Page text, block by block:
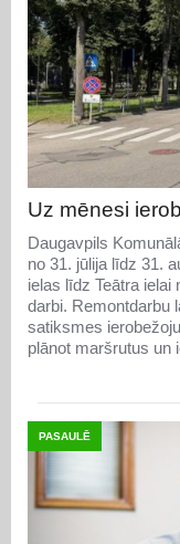
Uz mēnesi
Daugavpils
no 31. jūlija līdz 31.
ielas līdz Teātra
darbi. Remontdarbu
satiksmes
plānot maršrutus un
PASAULĒ